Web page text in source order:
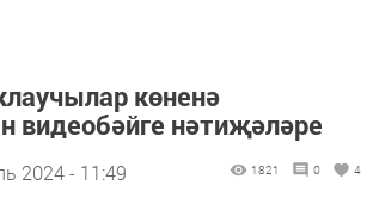
көненә
видеобәйге нәтиҗәләре
2024 - 11:49 1821 0 4